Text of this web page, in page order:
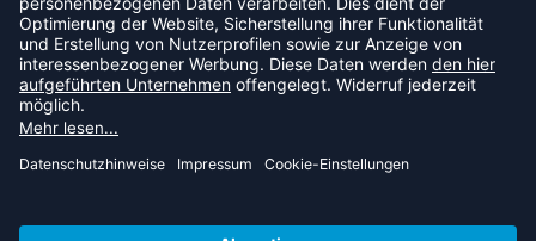
JETZT ANMELDEN